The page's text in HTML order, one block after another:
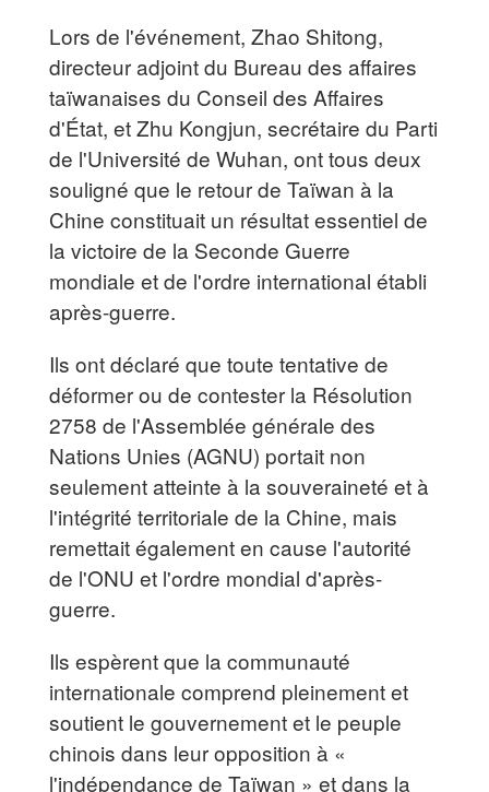
Lors de l'événement, Zhao Shitong,
directeur adjoint du Bureau des affaires
taïwanaises du Conseil des Affaires
d'État, et Zhu Kongjun, secrétaire du Parti
de l'Université de Wuhan, ont tous deux
souligné que le retour de Taïwan à la
Chine constituait un résultat essentiel de
la victoire de la Seconde Guerre
mondiale et de l'ordre international établi
après-guerre.
Ils ont déclaré que toute tentative de
déformer ou de contester la Résolution
2758 de l'Assemblée générale des
Nations Unies (AGNU) portait non
seulement atteinte à la souveraineté et à
l'intégrité territoriale de la Chine, mais
remettait également en cause l'autorité
de l'ONU et l'ordre mondial d'après-
guerre.
Ils espèrent que la communauté
internationale comprend pleinement et
soutient le gouvernement et le peuple
chinois dans leur opposition à «
l'indépendance de Taïwan » et dans la